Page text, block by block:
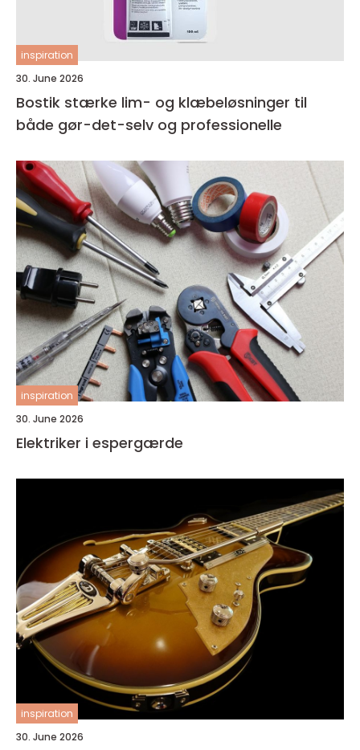
inspiration
30. June 2026
Bostik stærke lim- og klæbeløsninger til
både gør-det-selv og professionelle
inspiration
30. June 2026
Elektriker i espergærde
inspiration
30. June 2026